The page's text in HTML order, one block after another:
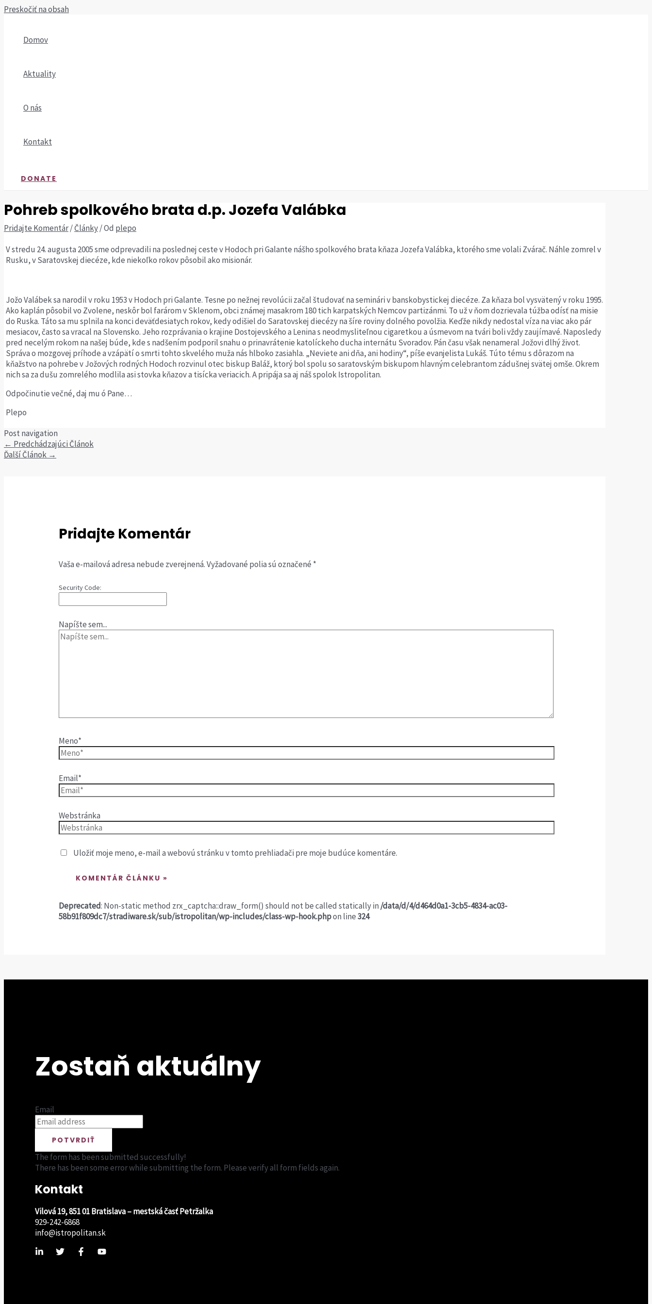
Preskočiť na obsah
Domov
Aktuality
O nás
Kontakt
DONATE
Pohreb spolkového brata d.p. Jozefa Valábka
Pridajte Komentár/Články/ Od plepo
V stredu 24. augusta 2005 sme odprevadili na poslednej ceste v Hodoch pri Galante nášho spolkového brata kňaza Jozefa Valábka, ktorého sme volali Zvárač. Náhle zomrel v
Rusku, v Saratovskej diecéze, kde niekoľko rokov pôsobil ako misionár.
Jožo Valábek sa narodil v roku 1953 v Hodoch pri Galante. Tesne po nežnej revolúcii začal študovať na seminári v banskobystickej diecéze. Za kňaza bol vysvätený v roku 1995.
Ako kaplán pôsobil vo Zvolene, neskôr bol farárom v Sklenom, obci známej masakrom 180 tich karpatských Nemcov partizánmi. To už v ňom dozrievala túžba odísť na misie
do Ruska. Táto sa mu splnila na konci deväťdesiatych rokov, kedy odišiel do Saratovskej diecézy na šíre roviny dolného povolžia. Keďže nikdy nedostal víza na viac ako pár
mesiacov, často sa vracal na Slovensko. Jeho rozprávania o krajine Dostojevského a Lenina s neodmysliteľnou cigaretkou a úsmevom na tvári boli vždy zaujímavé. Naposledy
pred necelým rokom na našej búde, kde s nadšením podporil snahu o prinavrátenie katolíckeho ducha internátu Svoradov. Pán času však nenameral Jožovi dlhý život.
Správa o mozgovej príhode a vzápätí o smrti tohto skvelého muža nás hlboko zasiahla. „Neviete ani dňa, ani hodiny“, píše evanjelista Lukáš. Túto tému s dôrazom na
kňažstvo na pohrebe v Jožových rodných Hodoch rozvinul otec biskup Baláž, ktorý bol spolu so saratovským biskupom hlavným celebrantom zádušnej svätej omše. Okrem
nich sa za dušu zomrelého modlila asi stovka kňazov a tisícka veriacich. A pripája sa aj náš spolok Istropolitan.
Odpočinutie večné, daj mu ó Pane…
Plepo
Post navigation
← Predchádzajúci Článok
Ďalší Článok →
Pridajte Komentár
Vaša e-mailová adresa nebude zverejnená.Vyžadované polia sú označené *
Security Code:
Napíšte sem...
Meno*
Email*
Webstránka
Uložiť moje meno, e-mail a webovú stránku v tomto prehliadači pre moje budúce komentáre.
Deprecated: Non-static method zrx_captcha::draw_form() should not be called statically in /data/d/4/d464d0a1-3cb5-4834-ac03-
58b91f809dc7/stradiware.sk/sub/istropolitan/wp-includes/class-wp-hook.phpon line324
Zostaň aktuálny
Email
POTVRDIŤ
The form has been submitted successfully!
There has been some error while submitting the form. Please verify all form fields again.
Kontakt
Vilová 19, 851 01 Bratislava – mestská časť Petržalka
929-242-6868
info@istropolitan.sk